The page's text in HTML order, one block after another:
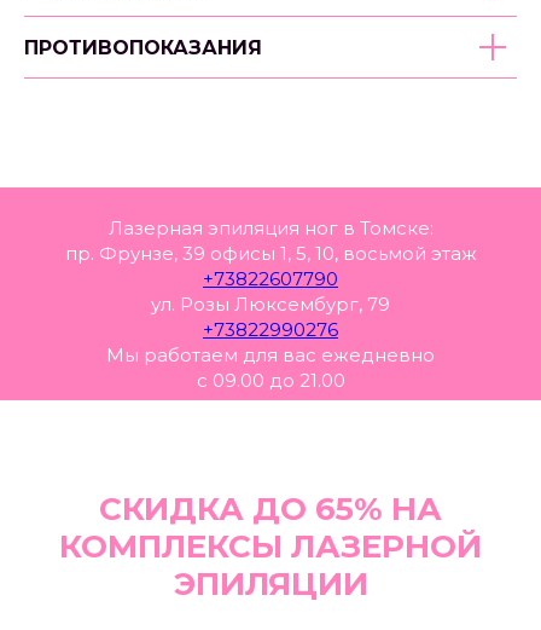
ПРОТИВОПОКАЗАНИЯ
Лазерная эпиляция ног в Томске:
пр. Фрунзе, 39 офисы 1, 5, 10, восьмой этаж
+73822607790
ул. Розы Люксембург, 79
+73822990276
Мы работаем для вас ежедневно
с 09.00 до 21.00
СКИДКА ДО 65% НА
КОМПЛЕКСЫ ЛАЗЕРНОЙ
ЭПИЛЯЦИИ